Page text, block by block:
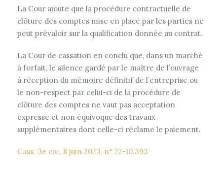
La Cour ajoute que la procédure contractuelle de
clôture des comptes mise en place par les parties ne
peut prévaloir sur la qualification donnée au contrat.
La Cour de cassation en conclu que, dans un marché
à forfait, le silence gardé par le maître de l’ouvrage
à réception du mémoire définitif de l’entreprise ou
le non-respect par celui-ci de la procédure de
clôture des comptes ne vaut pas acceptation
expresse et non équivoque des travaux
supplémentaires dont celle-ci réclame le paiement.
Cass. 3e civ., 8 juin 2023, n° 22-10.393